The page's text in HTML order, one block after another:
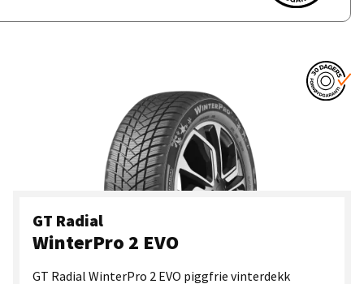
GT Radial
WinterPro 2 EVO
GT Radial WinterPro 2 EVO piggfrie vinterdekk